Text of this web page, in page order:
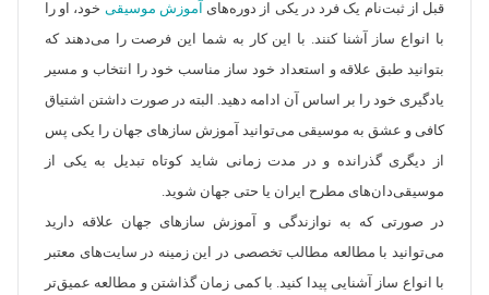
قبل از ثبت‌نام یک فرد در یکی از دور‌ه‌های آموزش موسیقی خود، او را
با انواع ساز آشنا کنند. با این کار به شما این فرصت را می‌دهند که
بتوانید طبق علاقه و استعداد خود ساز مناسب خود را انتخاب و مسیر
یادگیری خود را بر اساس آن ادامه دهید. البته در صورت داشتن اشتیاق
کافی و عشق به موسیقی می‌توانید آموزش ساز‌های جهان را یکی پس
از دیگری گذرانده و در مدت زمانی شاید کوتاه تبدیل به یکی از
موسیقی‌دان‌های مطرح ایران یا حتی جهان شوید.
در صورتی که به نوازندگی و آموزش سازهای جهان علاقه دارید
می‌توانید با مطالعه مطالب تخصصی در این زمینه در سایت‌های معتبر
با انواع ساز آشنایی پیدا کنید. با کمی زمان گذاشتن و مطالعه عمیق‌تر